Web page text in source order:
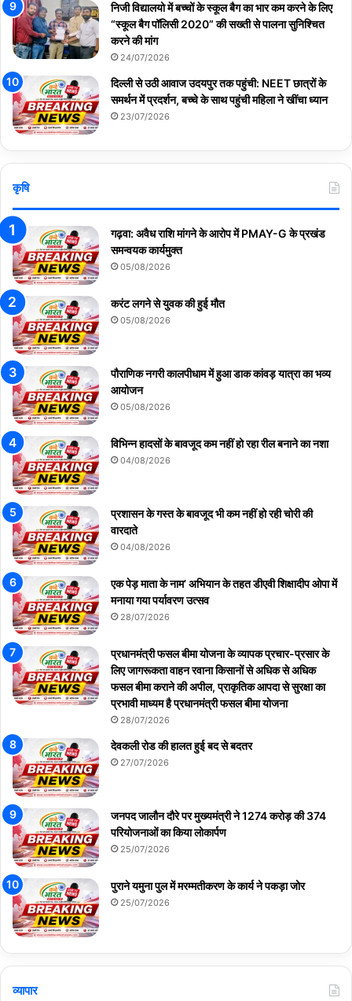
निजी विद्यालयो में बच्चों के स्कूल बैग का भार कम करने के लिए
“स्कूल बैग पॉलिसी 2020” की सख्ती से पालना सुनिश्चित
करने की मांग
24/07/2026
दिल्ली से उठी आवाज उदयपुर तक पहुंची: NEET छात्रों के
समर्थन में प्रदर्शन, बच्चे के साथ पहुंची महिला ने खींचा ध्यान
23/07/2026
कृषि
गढ़वा: अवैध राशि मांगने के आरोप में PMAY-G के प्रखंड
समन्वयक कार्यमुक्त
05/08/2026
करंट लगने से युवक की हुई मौत
05/08/2026
पौराणिक नगरी कालपीधाम में हुआ डाक कांवड़ यात्रा का भव्य
आयोजन
05/08/2026
विभिन्न हादसों के बावजूद कम नहीं हो रहा रील बनाने का नशा
04/08/2026
प्रशासन के गस्त के बावजूद भी कम नहीं हो रही चोरी की
वारदाते
04/08/2026
एक पेड़ माता के नाम’ अभियान के तहत डीएवी शिक्षादीप ओपा में
मनाया गया पर्यावरण उत्सव
28/07/2026
प्रधानमंत्री फसल बीमा योजना के व्यापक प्रचार-प्रसार के
लिए जागरूकता वाहन रवाना किसानों से अधिक से अधिक
फसल बीमा कराने की अपील, प्राकृतिक आपदा से सुरक्षा का
प्रभावी माध्यम है प्रधानमंत्री फसल बीमा योजना
28/07/2026
देवकली रोड की हालत हुई बद से बदतर
27/07/2026
जनपद जालौन दौरे पर मुख्यमंत्री ने 1274 करोड़ की 374
परियोजनाओं का किया लोकार्पण
25/07/2026
पुराने यमुना पुल में मरम्मतीकरण के कार्य ने पकड़ा जोर
25/07/2026
व्यापार